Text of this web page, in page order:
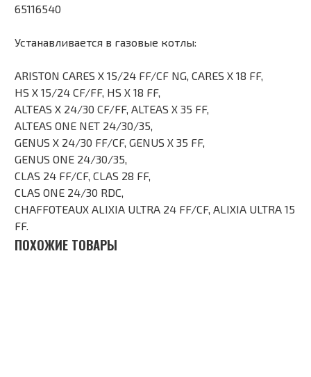
65116540
Устанавливается в газовые котлы:
ARISTON CARES X 15/24 FF/CF NG, CARES X 18 FF,
HS X 15/24 CF/FF, HS X 18 FF,
ALTEAS X 24/30 CF/FF, ALTEAS X 35 FF,
ALTEAS ONE NET 24/30/35,
GENUS X 24/30 FF/CF, GENUS X 35 FF,
GENUS ONE 24/30/35,
CLAS 24 FF/CF, CLAS 28 FF,
CLAS ONE 24/30 RDC,
CHAFFOTEAUX ALIXIA ULTRA 24 FF/CF, ALIXIA ULTRA 15
FF.
ПОХОЖИЕ ТОВАРЫ